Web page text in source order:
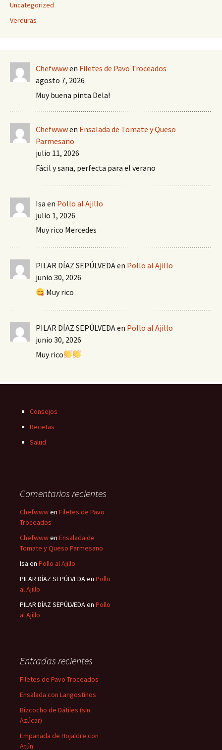
Uncategorized
Verduras
Chefwwwen Filetes de Pavo Troceados
agosto 7, 2026
Muy buena pinta Dela!
Chefwwwen Ensalada de Tomate y Queso
Parmesano
julio 11, 2026
Fácil y sana, perfecta para el verano
Isa en Pollo al Ajillo
julio 1, 2026
Muy rico Mercedes
PILAR DÍAZ SEPÚLVEDAen Pollo al Ajillo
junio 30, 2026
Muy rico
PILAR DÍAZ SEPÚLVEDAen Pollo al Ajillo
junio 30, 2026
Muy rico
Consejos
Recetas
Salud
Comentarios recientes
Chefwwwen Filetes de Pavo
Troceados
Chefwwwen Ensalada de
Tomate y Queso Parmesano
Isa en Pollo al Ajillo
PILAR DÍAZ SEPÚLVEDAen Pollo
al Ajillo
PILAR DÍAZ SEPÚLVEDAen Pollo
al Ajillo
Entradas recientes
Filetes de Pavo Troceados
Ensalada con Langostinos
Bizcocho de Dátiles (sin
Azúcar)
Empanada de Hojaldre con
Atún